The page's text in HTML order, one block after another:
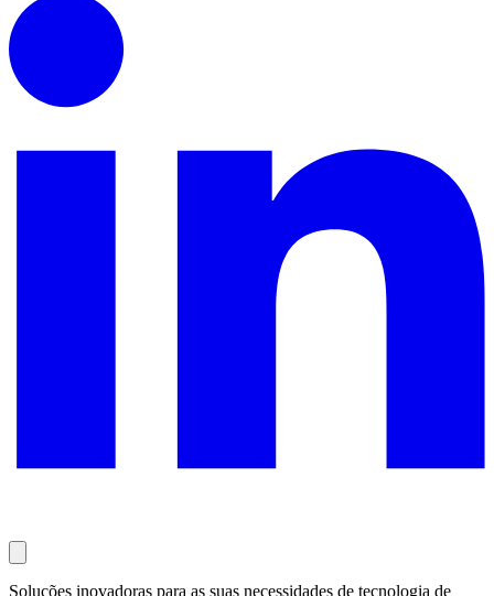
Soluções inovadoras para as suas necessidades de tecnologia de